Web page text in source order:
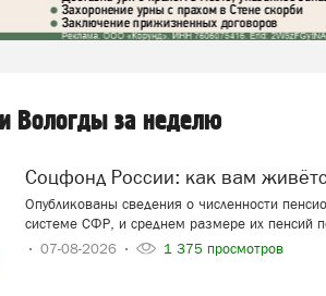
Вологды за неделю
Соцфонд России: как вам
Опубликованы сведения о численности
системе СФР, и среднем размере их пенсий
07-08-2026
1 375 просмотров